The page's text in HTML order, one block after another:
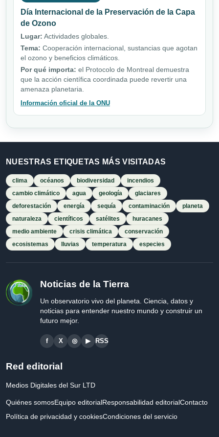
Día Internacional de la Preservación de la Capa
de Ozono
Lugar: Actividades globales.
Tema: Cooperación internacional, sustancias que agotan
el ozono y beneficios climáticos.
Por qué importa: el Protocolo de Montreal demuestra
que la acción científica coordinada puede revertir una
amenaza planetaria.
Información oficial de la ONU
NUESTRAS ETIQUETAS MÁS VISITADAS
clima océanos biodiversidad
incendios
cambio climático
agua geología
glaciares
deforestación
energía sequía contaminación
planeta
naturaleza
científicos satélites
huracanes
medio ambiente
crisis climática
conservación
ecosistemas
lluvias temperatura especies
Noticias de la Tierra
Un observatorio vivo del planeta. Ciencia, datos y
noticias para entender nuestro mundo y construir un
futuro mejor.
f X ◎ ▶ RSS
Red editorial
Medios Digitales del Sur LTD
Quiénes somosEquipo editorialResponsabilidad editorialContacto
Política de privacidad y cookiesCondiciones del servicio